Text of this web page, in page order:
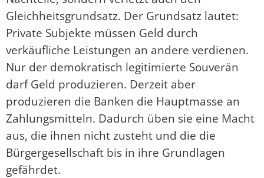
Gleichheitsgrundsatz. Der Grundsatz lautet:
Private Subjekte müssen Geld durch
verkäufliche Leistungen an andere verdienen.
Nur der demokratisch legitimierte Souverän
darf Geld produzieren. Derzeit aber
produzieren die Banken die Hauptmasse an
Zahlungsmitteln. Dadurch üben sie eine Macht
aus, die ihnen nicht zusteht und die die
Bürgergesellschaft bis in ihre Grundlagen
gefährdet.